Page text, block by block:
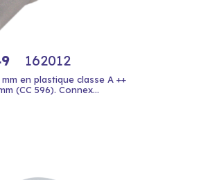
162012
en plastique classe A ++
(CC 596). Connex...